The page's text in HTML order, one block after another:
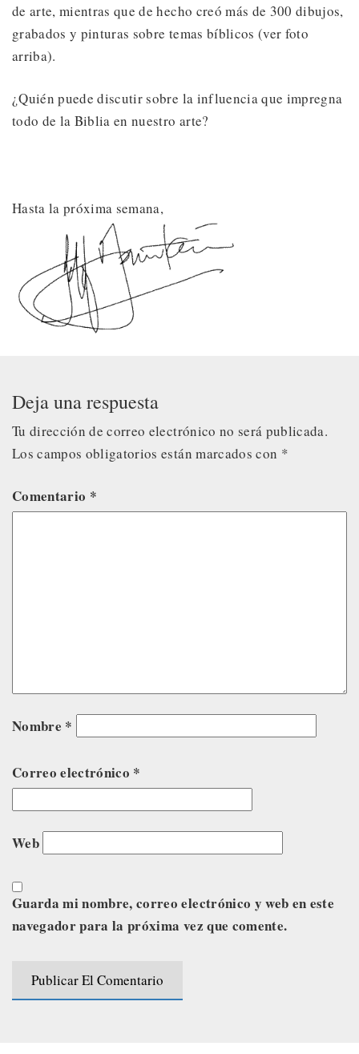
de arte, mientras que de hecho creó más de 300 dibujos,
grabados y pinturas sobre temas bíblicos (ver foto
arriba).
¿Quién puede discutir sobre la influencia que impregna
todo de la Biblia en nuestro arte?
Hasta la próxima semana,
Deja una respuesta
Tu dirección de correo electrónico no será publicada.
Los campos obligatorios están marcados con *
Comentario *
Nombre *
Correo electrónico *
Web
Guarda mi nombre, correo electrónico y web en este
navegador para la próxima vez que comente.